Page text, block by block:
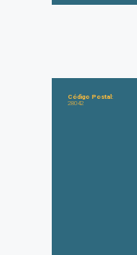
Código Postal:
28042